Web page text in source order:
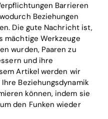
Barrieren
Beziehungen
Die gute Nachricht ist,
mächtige Werkzeuge
wurden, Paaren zu
und ihre
Artikel werden wir
Beziehungsdynamik
können, indem sie
den Funken wieder